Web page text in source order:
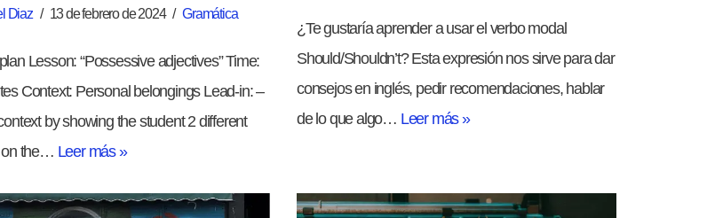
Diaz 13 de febrero de 2024 Gramática
Lesson: “Possessive adjectives” Time:
Context: Personal belongings Lead-in: –
by showing the student 2 different
on the… Leer más »
¿Te gustaría aprender a usar el verbo modal
Should/Shouldn’t? Esta expresión nos sirve para dar
consejos en inglés, pedir recomendaciones, hablar
de lo que algo… Leer más »